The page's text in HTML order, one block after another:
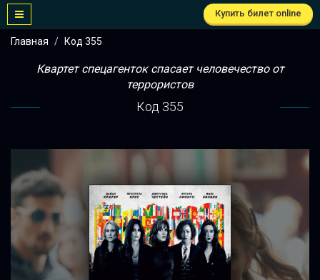
Купить билет online
Главная Код 355
Квартет спецагенток спасает человечество от
террористов
Код 355